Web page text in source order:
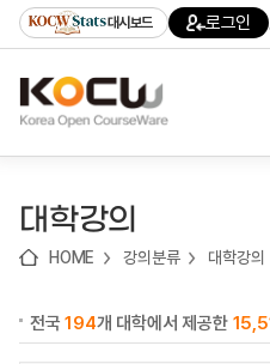
기
기
기
content)
가
대시보드 로그인
대학강의
HOME 강의분류 대학강의
전국194개 대학에서 제공한